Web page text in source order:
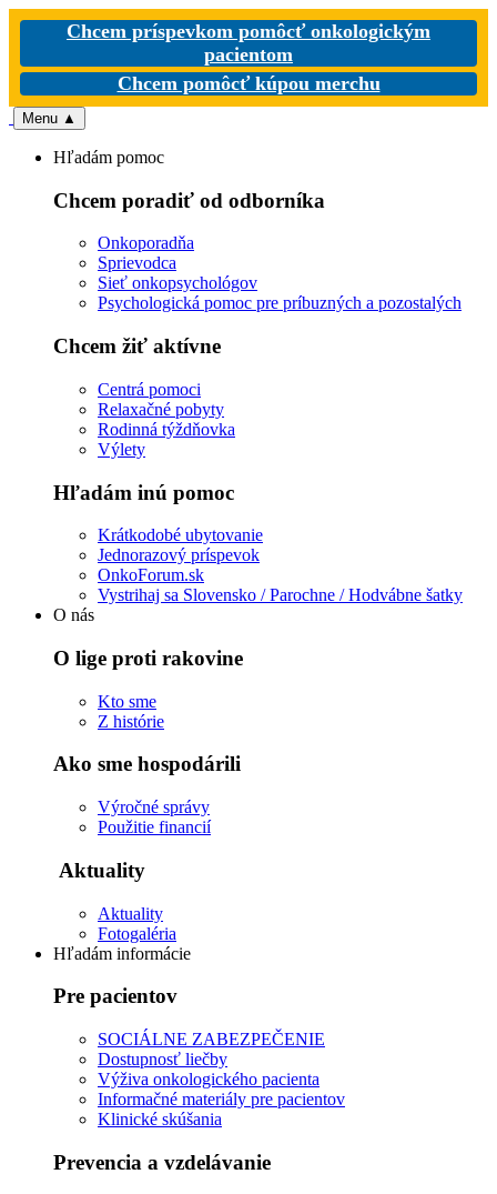
Chcem príspevkom pomôcť onkologickým
pacientom
Chcem pomôcť kúpou merchu
Menu ▲
Hľadám pomoc
Chcem poradiť od odborníka
Onkoporadňa
Sprievodca
Sieť onkopsychológov
Psychologická pomoc pre príbuzných a pozostalých
Chcem žiť aktívne
Centrá pomoci
Relaxačné pobyty
Rodinná týždňovka
Výlety
Hľadám inú pomoc
Krátkodobé ubytovanie
Jednorazový príspevok
OnkoForum.sk
Vystrihaj sa Slovensko / Parochne / Hodvábne šatky
O nás
O lige proti rakovine
Kto sme
Z histórie
Ako sme hospodárili
Výročné správy
Použitie financií
Aktuality
Aktuality
Fotogaléria
Hľadám informácie
Pre pacientov
SOCIÁLNE ZABEZPEČENIE
Dostupnosť liečby
Výživa onkologického pacienta
Informačné materiály pre pacientov
Klinické skúšania
Prevencia a vzdelávanie